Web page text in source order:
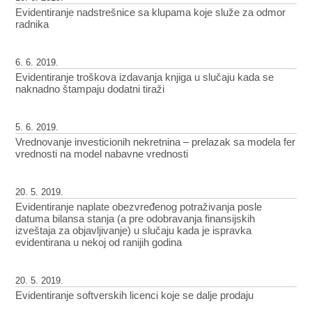
Evidentiranje nadstrešnice sa klupama koje služe za odmor
radnika
Evidentiranje troškova izdavanja knjiga u slučaju kada se
naknadno štampaju dodatni tiraži
6. 6. 2019.
Vrednovanje investicionih nekretnina – prelazak sa modela fer
vrednosti na model nabavne vrednosti
5. 6. 2019.
Evidentiranje naplate obezvređenog potraživanja posle
datuma bilansa stanja (a pre odobravanja finansijskih
izveštaja za objavljivanje) u slučaju kada je ispravka
evidentirana u nekoj od ranijih godina
20. 5. 2019.
Evidentiranje softverskih licenci koje se dalje prodaju
20. 5. 2019.